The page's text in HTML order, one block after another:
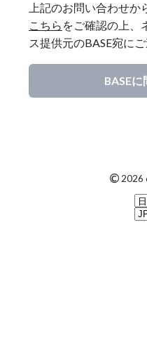
上記のお問い合わせか
こちら をご確認の上、
ス提供元のBASE宛にご
BASE
© 2026